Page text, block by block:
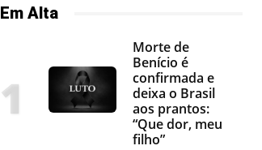
Em Alta
Morte de
Benício é
confirmada e
deixa o Brasil
aos prantos:
“Que dor, meu
filho”